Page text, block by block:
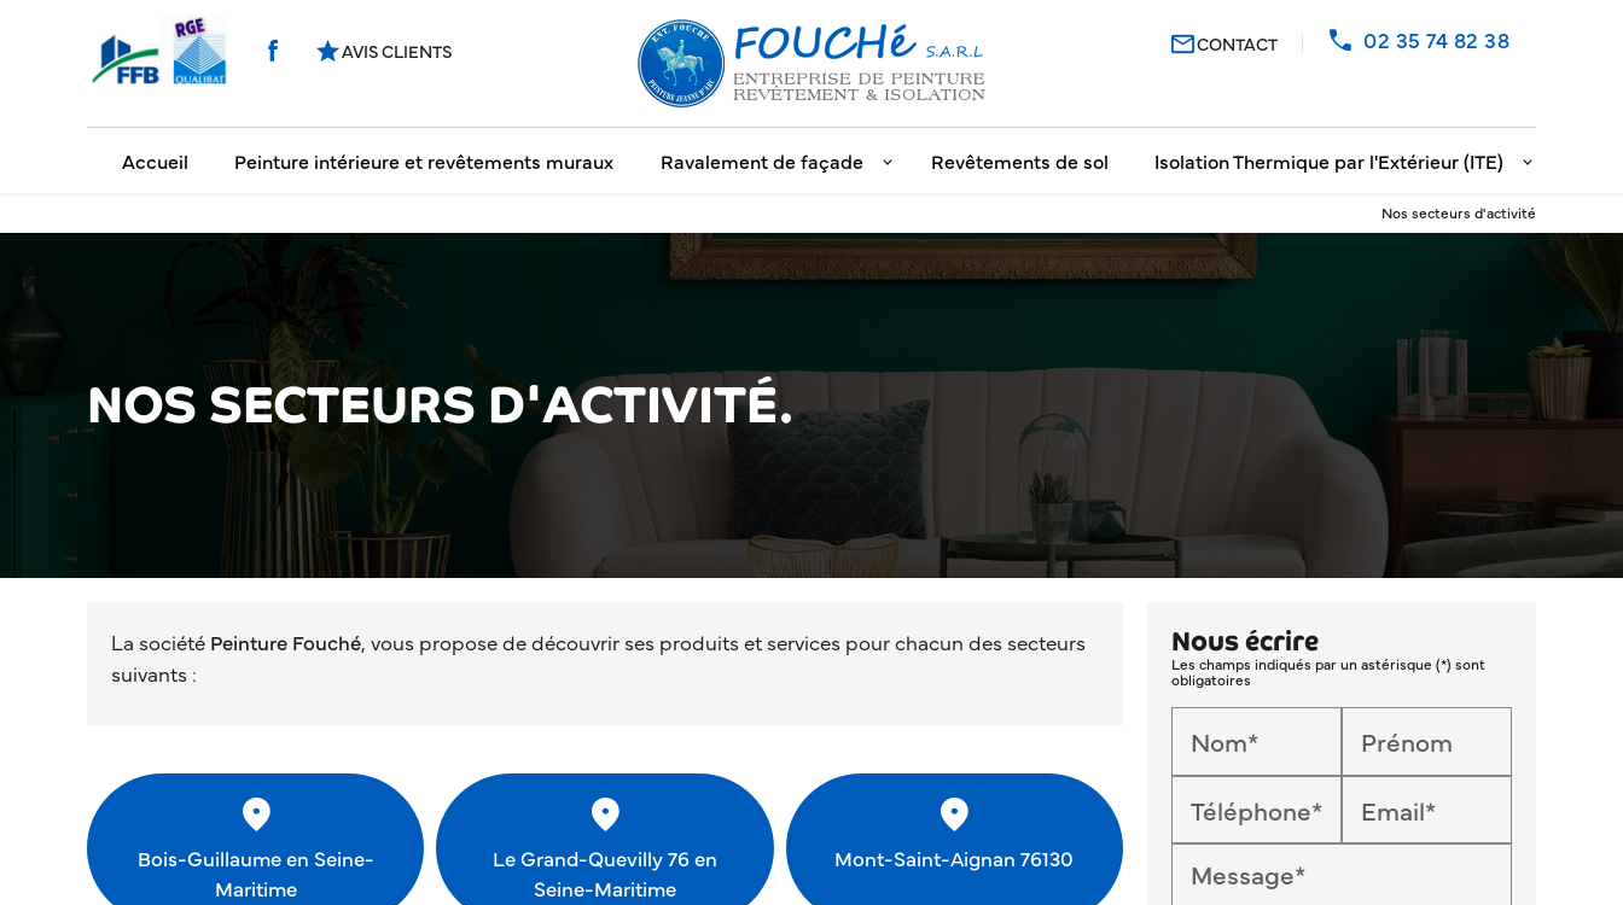
starAVIS CLIENTS mail_outlineCONTACT 02 35 74 82 38
Accueil Peinture intérieure et revêtements muraux Ravalement de façade Revêtements de sol Isolation Thermique par l'Extérieur (ITE)
Nos secteurs d'activité
NOS SECTEURS D'ACTIVITÉ.
La société Peinture Fouché, vous propose de découvrir ses produits et services pour chacun des secteurs
suivants :
Bois-Guillaume en Seine-
Maritime
Le Grand-Quevilly 76 en
Seine-Maritime
Mont-Saint-Aignan 76130
Nous écrire
Les champs indiqués par un astérisque (*) sont
obligatoires
Nom*
Prénom
Téléphone*
Email*
Message*
Panneau de gestion des cookies